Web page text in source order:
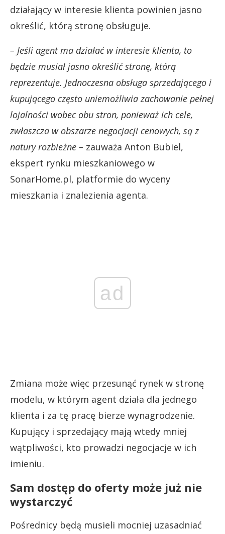
działający w interesie klienta powinien jasno
określić, którą stronę obsługuje.
– Jeśli agent ma działać w interesie klienta, to
będzie musiał jasno określić stronę, którą
reprezentuje. Jednoczesna obsługa sprzedającego i
kupującego często uniemożliwia zachowanie pełnej
lojalności wobec obu stron, ponieważ ich cele,
zwłaszcza w obszarze negocjacji cenowych, są z
natury rozbieżne – zauważa Anton Bubiel,
ekspert rynku mieszkaniowego w
SonarHome.pl, platformie do wyceny
mieszkania i znalezienia agenta.
ad
Zmiana może więc przesunąć rynek w stronę
modelu, w którym agent działa dla jednego
klienta i za tę pracę bierze wynagrodzenie.
Kupujący i sprzedający mają wtedy mniej
wątpliwości, kto prowadzi negocjacje w ich
imieniu.
Sam dostęp do oferty może już nie
wystarczyć
Pośrednicy będą musieli mocniej uzasadniać